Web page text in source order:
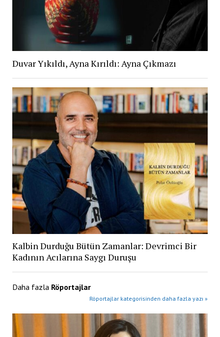
Duvar Yıkıldı, Ayna Kırıldı: Ayna Çıkmazı
Kalbin Durduğu Bütün Zamanlar: Devrimci Bir
Kadının Acılarına Saygı Duruşu
Daha fazla Röportajlar
Röportajlar kategorisinden daha fazla yazı »